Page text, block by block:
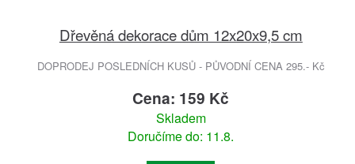
Dřevěná dekorace dům 12x20x9,5 cm
DOPRODEJ POSLEDNÍCH KUSŮ - PŮVODNÍ CENA 295.- Kč
Cena: 159 Kč
Skladem
Doručíme do: 11.8.